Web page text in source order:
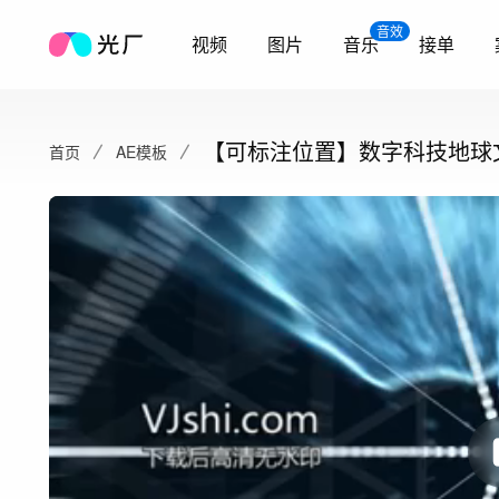
视频 图片
音效
音乐 接单
首页 AE模板 【可标注位置】数字科技地